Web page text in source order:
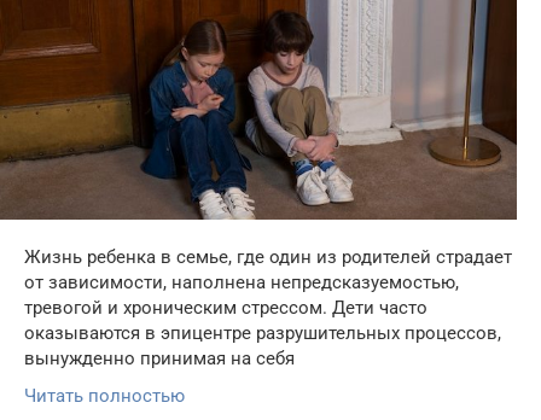
Жизнь ребенка в семье, где один из родителей страдает
от зависимости, наполнена непредсказуемостью,
тревогой и хроническим стрессом. Дети часто
оказываются в эпицентре разрушительных процессов,
вынужденно принимая на себя
Читать полностью